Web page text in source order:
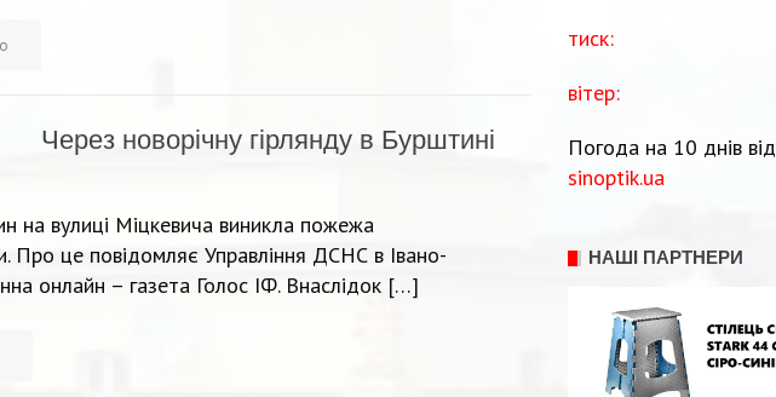
Через новорічну гірлянду в Бурштині
на вулиці Міцкевича виникла пожежа
Про це повідомляє Управління ДСНС в Івано-
онлайн – газета Голос ІФ. Внаслідок […]
тиск:
вітер:
Погода на 10 днів від
sinoptik.ua
НАШІ ПАРТНЕРИ